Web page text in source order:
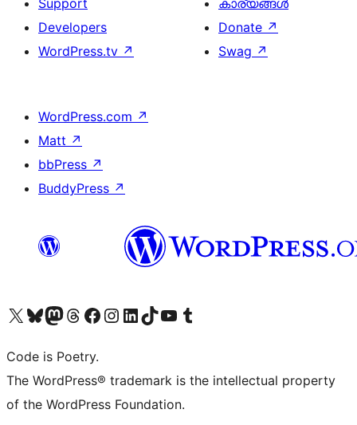
Support
Developers
WordPress.tv ↗
കാര്യങ്ങള്‍
Donate ↗
Swag ↗
WordPress.com ↗
Matt ↗
bbPress ↗
BuddyPress ↗
Visit our X (formerly Twitter) account
ഞങ്ങളുടെ ബ്ലൂസ്കൈ അക്കൗണ്ട് സന്ദർശിക്കുക
Visit our Mastodon account
ഞങ്ങളുടെ ത്രെഡ്സ് അക്കൗണ്ട് സന്ദർശിക്കുക
Visit our Facebook page
Visit our Instagram account
Visit our LinkedIn account
ഞങ്ങളുടെ ടിക് ടോക് അക്കൗണ്ട് സന്ദർശിക്കുക
Visit our YouTube channel
ഞങ്ങളുടെ ടംബ്ലർ അക്കൗണ്ട് സന്ദർശിക്കുക
Code is Poetry.
The WordPress® trademark is the intellectual property
of the WordPress Foundation.